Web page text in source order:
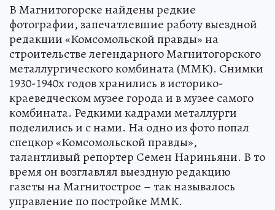
В Магнитогорске найдены редкие
фотографии, запечатлевшие работу выездной
редакции «Комсомольской правды» на
строительстве легендарного Магнитогорского
металлургического комбината (ММК). Снимки
1930-1940х годов хранились в историко-
краеведческом музее города и в музее самого
комбината. Редкими кадрами металлурги
поделились и с нами. На одно из фото попал
спецкор «Комсомольской правды»,
талантливый репортер Семен Нариньяни. В то
время он возглавлял выездную редакцию
газеты на Магнитострое – так называлось
управление по постройке ММК.